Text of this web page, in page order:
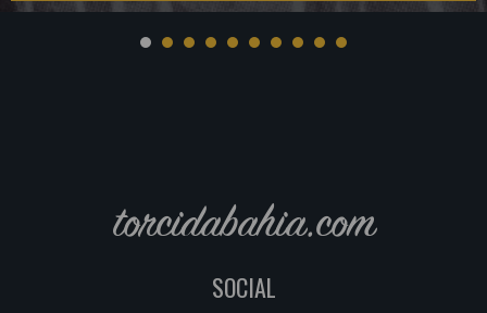
torcidabahia.com
SOCIAL